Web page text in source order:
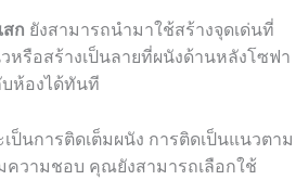
สก ยังสามารถนำมาใช้สร้างจุดเด่นที่
หรือสร้างเป็นลายที่ผนังด้านหลังโซฟา
บห้องได้ทันที
ป็นการติดเต็มผนัง การติดเป็นแนวตาม
ความชอบ คุณยังสามารถเลือกใช้